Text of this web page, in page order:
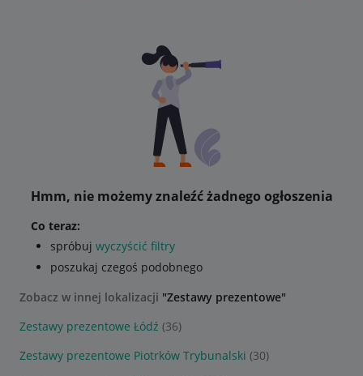
Hmm, nie możemy znaleźć żadnego ogłoszenia
Co teraz:
spróbuj wyczyścić filtry
poszukaj czegoś podobnego
Zobacz w innej lokalizacji "Zestawy prezentowe"
Zestawy prezentowe Łódź (36)
Zestawy prezentowe Piotrków Trybunalski (30)